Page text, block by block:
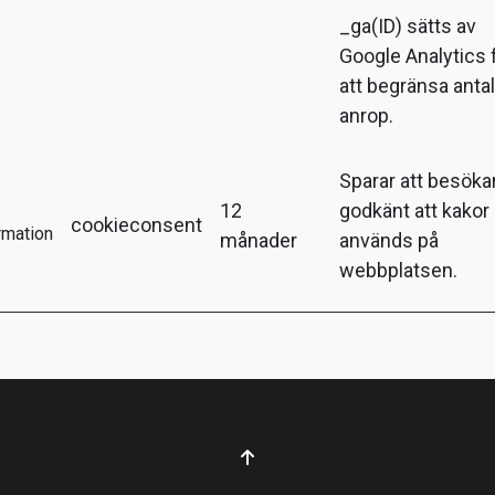
_ga(ID) sätts av
Google Analytics
att begränsa
anrop.
cookieconsent
12
månader
Sparar att
godkänt att kakor
används på
webbplatsen.